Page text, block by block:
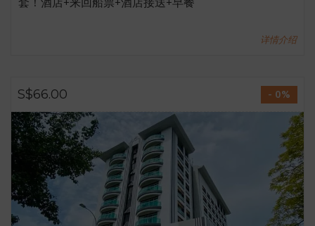
详情介绍
S$66.00 - 0%